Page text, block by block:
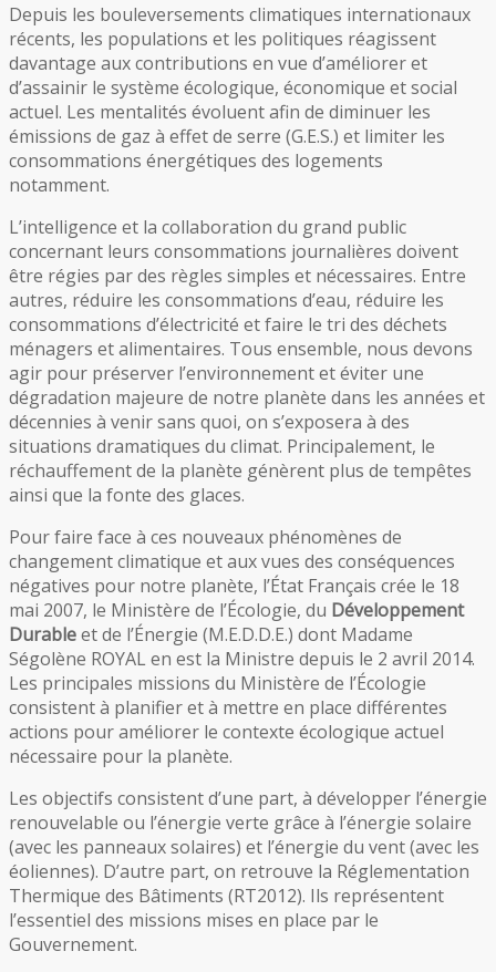
Depuis les bouleversements climatiques internationaux
récents, les populations et les politiques réagissent
davantage aux contributions en vue d’améliorer et
d’assainir le système écologique, économique et social
actuel. Les mentalités évoluent afin de diminuer les
émissions de gaz à effet de serre (G.E.S.) et limiter les
consommations énergétiques des logements
notamment.
L’intelligence et la collaboration du grand public
concernant leurs consommations journalières doivent
être régies par des règles simples et nécessaires. Entre
autres, réduire les consommations d’eau, réduire les
consommations d’électricité et faire le tri des déchets
ménagers et alimentaires. Tous ensemble, nous devons
agir pour préserver l’environnement et éviter une
dégradation majeure de notre planète dans les années et
décennies à venir sans quoi, on s’exposera à des
situations dramatiques du climat. Principalement, le
réchauffement de la planète génèrent plus de tempêtes
ainsi que la fonte des glaces.
Pour faire face à ces nouveaux phénomènes de
changement climatique et aux vues des conséquences
négatives pour notre planète, l’État Français crée le 18
mai 2007, le Ministère de l’Écologie, du Développement
Durableet de l’Énergie (M.E.D.D.E.) dont Madame
Ségolène ROYAL en est la Ministre depuis le 2 avril 2014.
Les principales missions du Ministère de l’Écologie
consistent à planifier et à mettre en place différentes
actions pour améliorer le contexte écologique actuel
nécessaire pour la planète.
Les objectifs consistent d’une part, à développer l’énergie
renouvelable ou l’énergie verte grâce à l’énergie solaire
(avec les panneaux solaires) et l’énergie du vent (avec les
éoliennes). D’autre part, on retrouve la Réglementation
Thermique des Bâtiments (RT2012). Ils représentent
l’essentiel des missions mises en place par le
Gouvernement.